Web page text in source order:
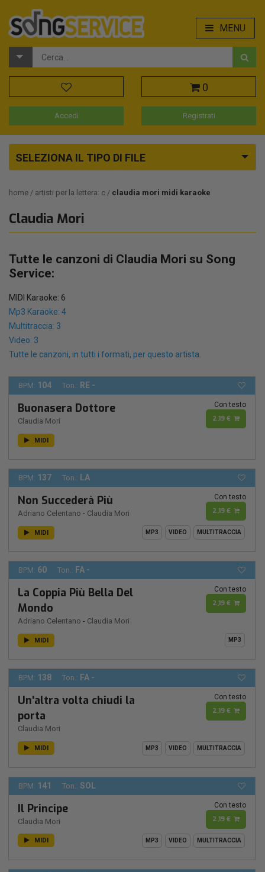
MENU
0
Accedi Registrati
SELEZIONA IL TIPO DI FILE
home artisti per la lettera: c claudia mori midi karaoke
Claudia Mori
Tutte le canzoni di Claudia Mori su Song
Service:
MIDI Karaoke: 6
Mp3 Karaoke: 4
Multitraccia: 3
Video: 3
Tutte le canzoni, in tutti i formati, per questo artista.
BPM: 104 Ton.: RE -
Buonasera Dottore
Claudia Mori
Con testo
2,19 €
MIDI
BPM: 137 Ton.: LA
Non Succederà Più
Adriano Celentano - Claudia Mori
Con testo
2,19 €
MIDI MP3 VIDEO MULTITRACCIA
BPM: 60 Ton.: FA -
La Coppia Più Bella Del
Mondo
Adriano Celentano - Claudia Mori
Con testo
2,19 €
MIDI MP3
BPM: 138 Ton.: FA -
Un'altra volta chiudi la
porta
Claudia Mori
Con testo
2,19 €
MIDI MP3 VIDEO MULTITRACCIA
BPM: 141 Ton.: SOL
Il Principe
Claudia Mori
Con testo
2,19 €
MIDI MP3 VIDEO MULTITRACCIA